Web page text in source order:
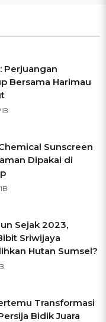
Perjuangan
Bersama Harimau
Sunscreen
Dipakai di
Sejak 2023,
Sriwijaya
Hutan Sumsel?
Transformasi
Bidik Juara